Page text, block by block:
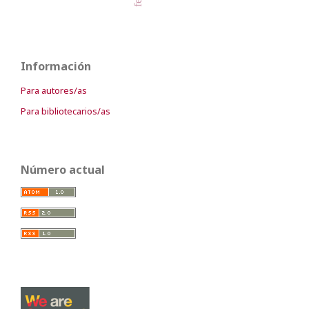
Información
Para autores/as
Para bibliotecarios/as
Número actual